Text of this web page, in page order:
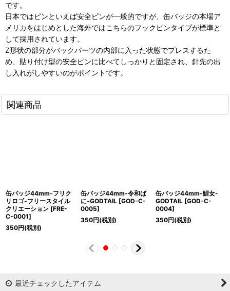
です。
日本ではピンといえば安全ピンが一般的ですが、缶バッジの本場ア
メリカをはじめとした海外ではこちらのフックピンタイプが標準と
して採用されています。
Z形状の部分がバックパーツの内部に入った状態でプレスするた
め、貼り付け型の安全ピンに比べてしっかりと固定され、針先の出
し入れがしやすいのがポイントです。
関連商品
缶バッジ44mm-フリク
リロゴ-フリースタイル
クリエーション [FRE-
C-0001]
350円(税別)
缶バッジ44mm-令和ば
に-GODTAIL [GOD-C-
0005]
350円(税別)
缶バッジ44mm-鯉女-
GODTAIL [GOD-C-
0004]
350円(税別)
最近チェックしたアイテム